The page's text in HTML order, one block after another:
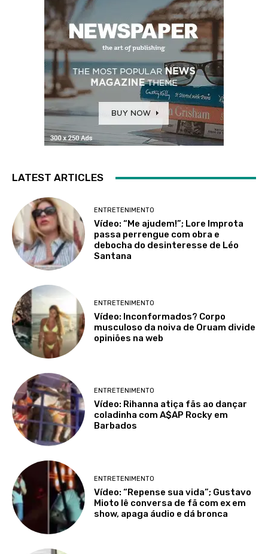
LATEST ARTICLES
ENTRETENIMENTO
Vídeo: “Me ajudem!”; Lore Improta
passa perrengue com obra e
debocha do desinteresse de Léo
Santana
ENTRETENIMENTO
Vídeo: Inconformados? Corpo
musculoso da noiva de Oruam divide
opiniões na web
ENTRETENIMENTO
Vídeo: Rihanna atiça fãs ao dançar
coladinha com A$AP Rocky em
Barbados
ENTRETENIMENTO
Vídeo: “Repense sua vida”; Gustavo
Mioto lê conversa de fã com ex em
show, apaga áudio e dá bronca